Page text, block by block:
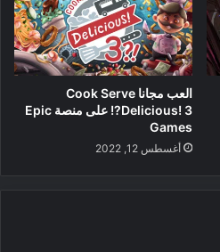
العب مجانا Cook Serve
Delicious! 3?! على منصة Epic
Games
أغسطس 12, 2022